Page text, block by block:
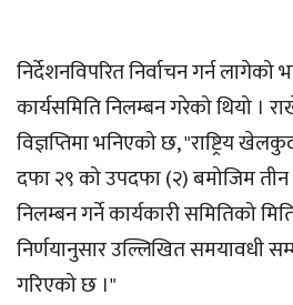
निर्देशनविपरित निर्वाचन गर्न
कार्यसमिति निलम्बन गरेको थियो ।
विज्ञप्तिमा भनिएको छ, "राष्ट्रिय
दफा २९ को उपदफा (२) बमोजिम तीन
निलम्बन गर्ने कार्यकारी समितिको
निर्णयानुसार उल्लिखित समयावधी
गरिएको छ ।"